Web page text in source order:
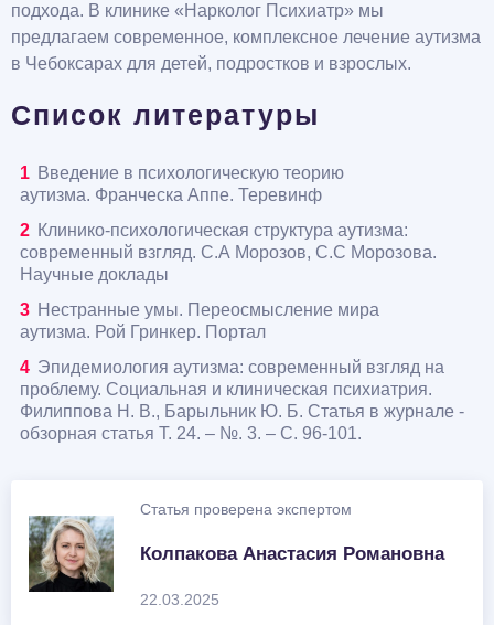
подхода. В клинике «Нарколог Психиатр» мы
предлагаем современное, комплексное лечение аутизма
в Чебоксарах для детей, подростков и взрослых.
Список литературы
Введение в психологическую теорию
аутизма. Франческа Аппе. Теревинф
Клинико-психологическая структура аутизма:
современный взгляд. С.А Морозов, С.С Морозова.
Научные доклады
Нестранные умы. Переосмысление мира
аутизма. Рой Гринкер. Портал
Эпидемиология аутизма: современный взгляд на
проблему. Социальная и клиническая психиатрия.
Филиппова Н. В., Барыльник Ю. Б. Статья в журнале -
обзорная статья Т. 24. – №. 3. – С. 96-101.
Статья проверена экспертом
Колпакова Анастасия Романовна
22.03.2025